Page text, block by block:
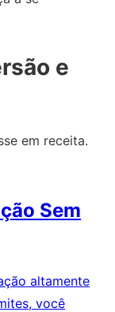
e
em receita.
Sem
altamente
você